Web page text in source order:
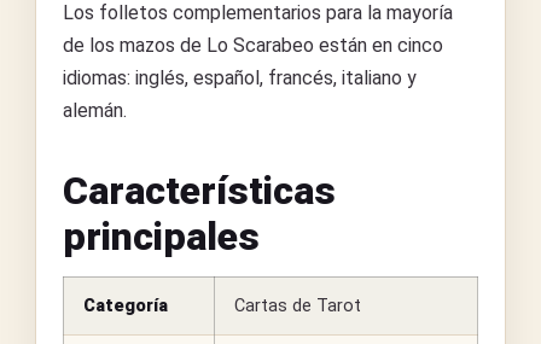
Los folletos complementarios para la mayoría
de los mazos de Lo Scarabeo están en cinco
idiomas: inglés, español, francés, italiano y
alemán.
Características
principales
Categoría Cartas de Tarot